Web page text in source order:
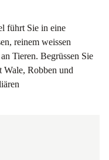
führt Sie in eine
reinem weissen
Tieren. Begrüssen Sie
Wale, Robben und